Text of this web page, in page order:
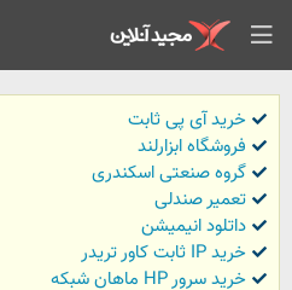
خرید آی پی ثابت
فروشگاه ابزارلند
گروه صنعتی اسکندری
تعمیر صندلی
داتلود انیمیشن
خرید IP ثابت کاور تریدر
خرید سرور HP ماهان شبکه